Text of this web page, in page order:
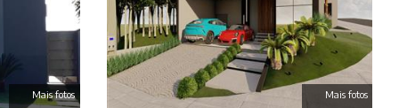
Mais fotos Mais fotos